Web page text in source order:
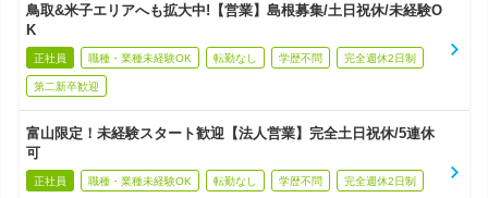
鳥取&米子エリアへも拡大中!【営業】島根募集/土日祝休/未経験O
K
正社員 職種・業種未経験OK 転勤なし 学歴不問 完全週休2日制
第二新卒歓迎
富山限定！未経験スタート歓迎【法人営業】完全土日祝休/5連休
可
正社員 職種・業種未経験OK 転勤なし 学歴不問 完全週休2日制